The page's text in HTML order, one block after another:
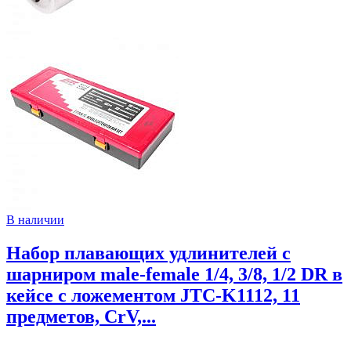
В наличии
Набор плавающих удлинителей с
шарниром male-female 1/4, 3/8, 1/2 DR в
кейсе с ложементом JTC-K1112, 11
предметов, CrV,...